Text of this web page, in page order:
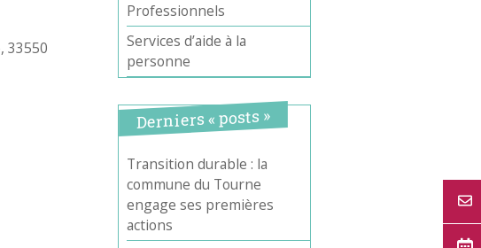
Office 365
33550
Professionnels
Services d’aide à la
personne
Derniers « posts »
Transition durable : la
commune du Tourne
engage ses premières
actions